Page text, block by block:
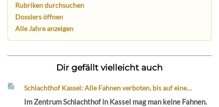
Rubriken durchsuchen
Dossiers öffnen
Alle Jahre anzeigen
Dir gefällt vielleicht auch
Schlachthof Kassel: Alle Fahnen verboten, bis auf eine…
Im Zentrum Schlachthof in Kassel mag man keine Fahnen.